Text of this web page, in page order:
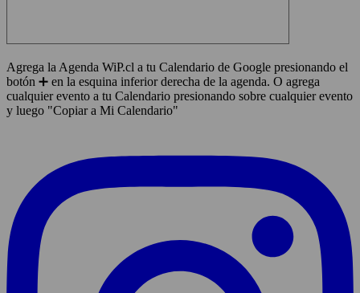
Agrega la Agenda WiP.cl a tu Calendario de Google presionando el
botón ➕ en la esquina inferior derecha de la agenda. O agrega
cualquier evento a tu Calendario presionando sobre cualquier evento
y luego "Copiar a Mi Calendario"